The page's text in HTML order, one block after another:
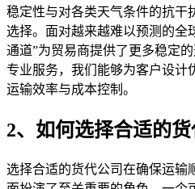
稳定性与对各类天气条件的抗干
选择。面对越来越难以预测的全
通道”为贸易商提供了更多稳定
专业服务，我们能够为客户设计
运输效率与成本控制。
2、如何选择合适的货
选择合适的货代公司在确保运输